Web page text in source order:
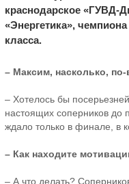
краснодарское «ГУВД-
«Энергетика»,
класса.
– Максим, насколько,
– Хотелось бы
настоящих соперников до
ждало только в финале, в
– Как находите
– А что делать?